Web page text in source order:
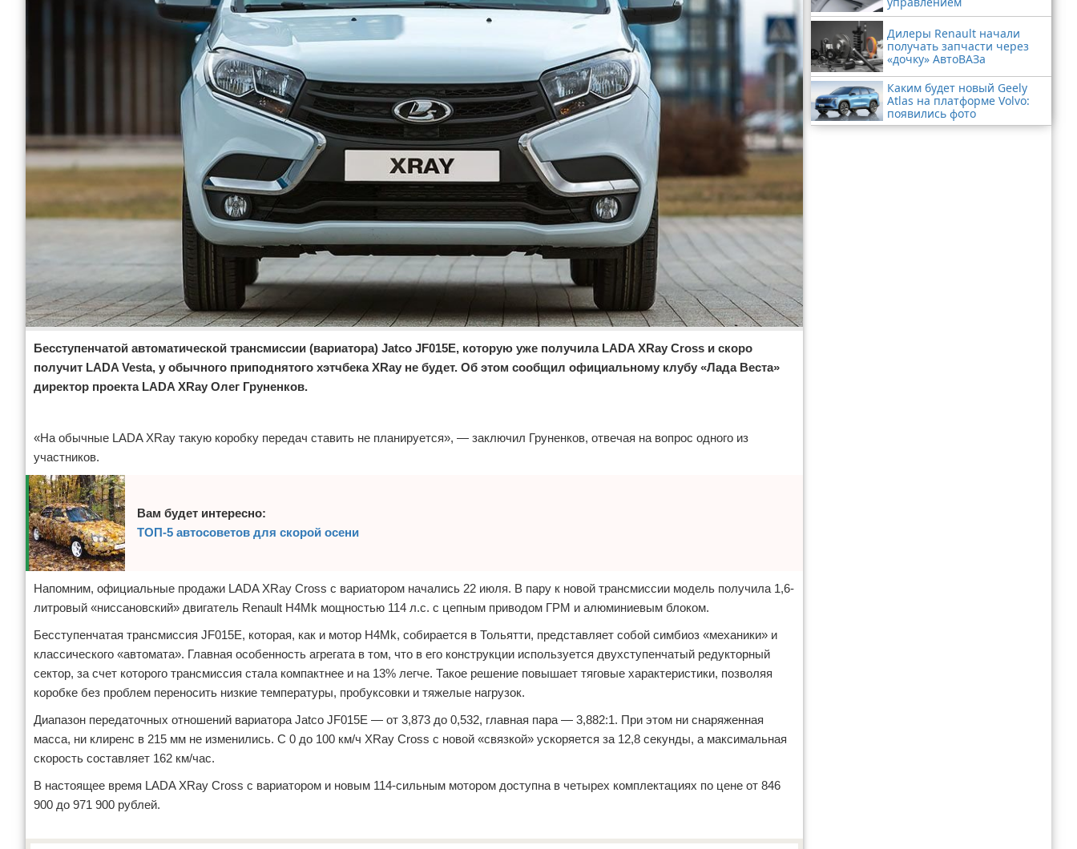
Бесступенчатой автоматической трансмиссии (вариатора) Jatco JF015E, которую уже получила LADA XRay Cross и скоро
получит LADA Vesta, у обычного приподнятого хэтчбека XRay не будет. Об этом сообщил официальному клубу «Лада Веста»
директор проекта LADA XRay Олег Груненков.
«На обычные LADA XRay такую коробку передач ставить не планируется», — заключил Груненков, отвечая на вопрос одного из
участников.
Вам будет интересно:
ТОП-5 автосоветов для скорой осени
Напомним, официальные продажи LADA XRay Cross с вариатором начались 22 июля. В пару к новой трансмиссии модель получила 1,6-
литровый «ниссановский» двигатель Renault H4Mk мощностью 114 л.с. с цепным приводом ГРМ и алюминиевым блоком.
Бесступенчатая трансмиссия JF015E, которая, как и мотор H4Mk, собирается в Тольятти, представляет собой симбиоз «механики» и
классического «автомата». Главная особенность агрегата в том, что в его конструкции используется двухступенчатый редукторный
сектор, за счет которого трансмиссия стала компактнее и на 13% легче. Такое решение повышает тяговые характеристики, позволяя
коробке без проблем переносить низкие температуры, пробуксовки и тяжелые нагрузок.
Диапазон передаточных отношений вариатора Jatco JF015E — от 3,873 до 0,532, главная пара — 3,882:1. При этом ни снаряженная
масса, ни клиренс в 215 мм не изменились. С 0 до 100 км/ч XRay Cross с новой «связкой» ускоряется за 12,8 секунды, а максимальная
скорость составляет 162 км/час.
В настоящее время LADA XRay Cross с вариатором и новым 114-сильным мотором доступна в четырех комплектациях по цене от 846
900 до 971 900 рублей.
Дилеры Renault начали
получать запчасти через
«дочку» АвтоВАЗа
Каким будет новый Geely
Atlas на платформе Volvo:
появились фото